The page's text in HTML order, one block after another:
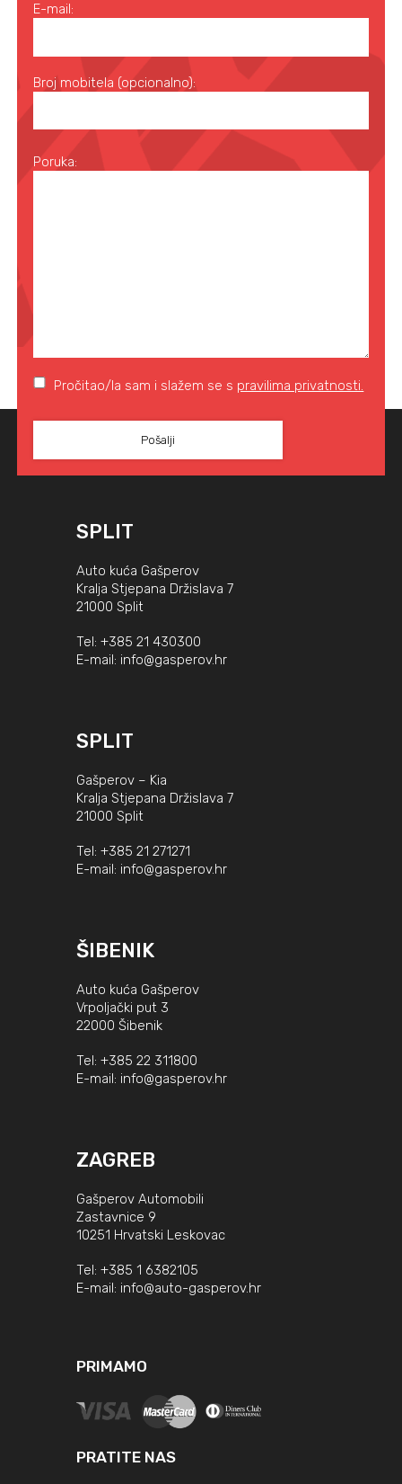
E-mail:
Broj mobitela (opcionalno):
Poruka:
Pročitao/la sam i slažem se s pravilima privatnosti.
SPLIT
Auto kuća Gašperov
Kralja Stjepana Držislava 7
21000 Split
Tel: +385 21 430300
E-mail: info@gasperov.hr
SPLIT
Gašperov – Kia
Kralja Stjepana Držislava 7
21000 Split
Tel: +385 21 271271
E-mail: info@gasperov.hr
ŠIBENIK
Auto kuća Gašperov
Vrpoljački put 3
22000 Šibenik
Tel: +385 22 311800
E-mail: info@gasperov.hr
ZAGREB
Gašperov Automobili
Zastavnice 9
10251 Hrvatski Leskovac
Tel: +385 1 6382105
E-mail: info@auto-gasperov.hr
PRIMAMO
PRATITE NAS